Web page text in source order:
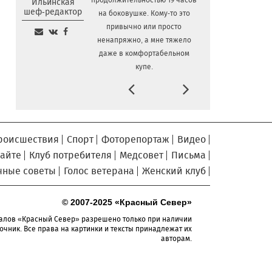
6.08.2026 12:42 Череповецкие каратисты
взяли серебро и бронзу на Russia Open -
2026
В поселке Щепье
Бабаевского округа открыли
Дружбы» в Китае
6.08.2026 11:15 Вологодские племенные
хозяйства произвели более 280 тысяч
тонн молока за первое полугодие
6.08.2026 10:32 Путь «из варяг в персы»
воссоздадут на фестивале «Небо
славян» в Вологодской области
6.08.2026 09:58 Завершается ремонт
Prev
Ильинская
шеф-редактор
на боковушке. Кому-то это
привычно или просто
ненапряжно, а мне тяжело
даже в комфортабельном
купе.
Спорт Фоторепортаж
Видео
Клуб потребителя Медсовет
Письма
советы
Голос ветерана Женский клуб
© 2007-2025 «Красный Север»
«Красный Север» разрешено только при наличии
Все права на картинки и тексты принадлежат их
авторам.